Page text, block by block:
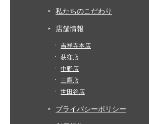
私たちのこだわり
店舗情報
吉祥寺本店
荻窪店
中野店
三鷹店
世田谷店
プライバシーポリシー